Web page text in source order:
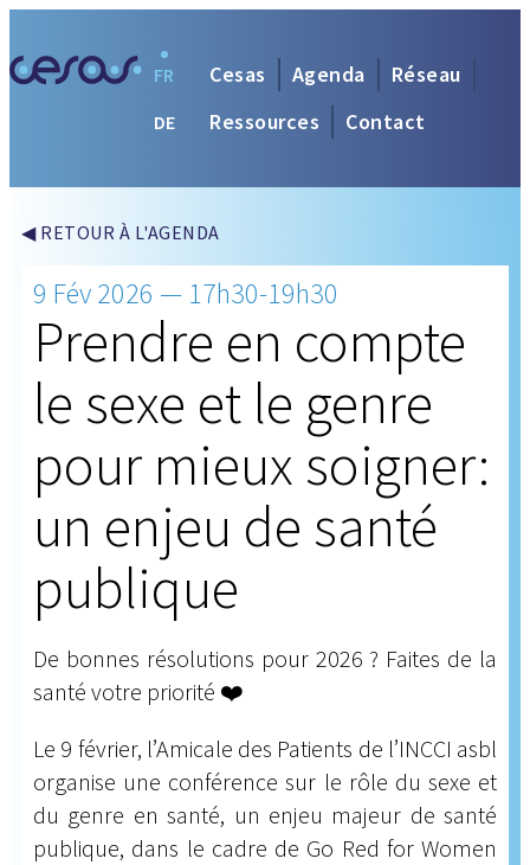
Cesas Agenda
Réseau
Ressources
Contact
FR
DE
◀ RETOUR À L'AGENDA
9 Fév 2026 — 17h30-19h30
Prendre en compte
le sexe et le genre
pour mieux soigner:
un enjeu de santé
publique
De bonnes résolutions pour 2026 ? Faites de la
santé votre priorité ❤️
Le 9 février, l’Amicale des Patients de l’INCCI asbl
organise une conférence sur le rôle du sexe et
du genre en santé, un enjeu majeur de santé
publique, dans le cadre de Go Red for Women